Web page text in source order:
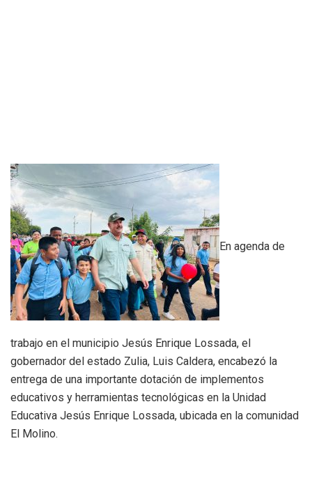
En agenda de
trabajo en el municipio Jesús Enrique Lossada, el
gobernador del estado Zulia, Luis Caldera, encabezó la
entrega de una importante dotación de implementos
educativos y herramientas tecnológicas en la Unidad
Educativa Jesús Enrique Lossada, ubicada en la comunidad
El Molino.